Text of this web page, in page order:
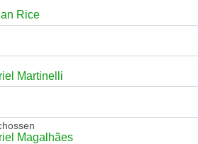
Rice
Martinelli
Magalhães